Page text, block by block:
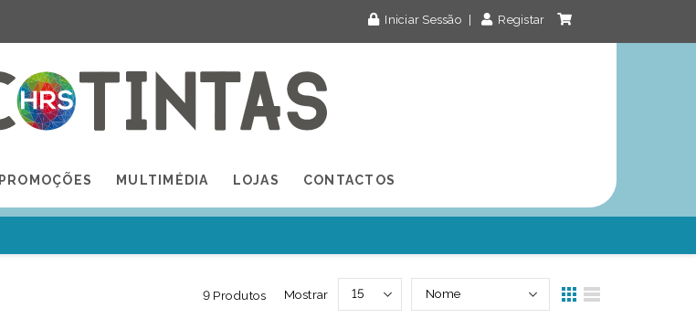
Iniciar Sessão Registar
PROMOÇÕES MULTIMÉDIA LOJAS CONTACTOS
Mostrar
9 Produtos